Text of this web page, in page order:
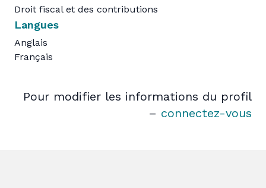
Droit fiscal et des contributions
Langues
Anglais
Français
Pour modifier les informations du profil
– connectez-vous